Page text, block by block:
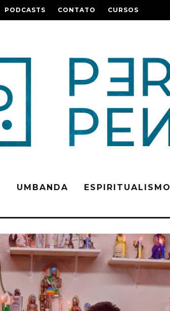
PODCASTS CONTATO CURSOS
UMBANDA ESPIRITUALISMO